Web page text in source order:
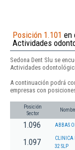
Posición 1.101 en
Actividades
Sedona Dent Slu se
Actividades
A continuación podrá
empresas con
Posición
Sector
1.096 ABBAS
1.097
CLINICA
32 SLP